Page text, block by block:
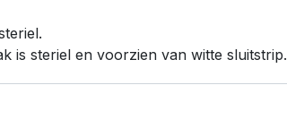
is steriel en voorzien van witte sluitstrip.